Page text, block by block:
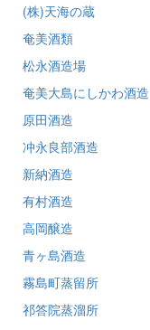
(株)天海の蔵
奄美酒類
松永酒造場
奄美大島にしかわ酒造
原田酒造
冲永良部酒造
新納酒造
有村酒造
高岡醸造
青ヶ島酒造
霧島町蒸留所
祁答院蒸溜所